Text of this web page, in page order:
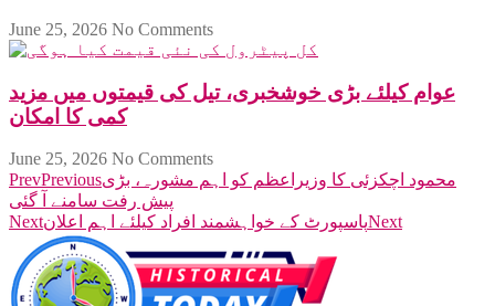
June 25, 2026 No Comments
عوام کیلئے بڑی خوشخبری، تیل کی قیمتوں میں مزید
کمی کا امکان
June 25, 2026 No Comments
PrevPreviousمحمود اچکزئی کا وزیراعظم کو اہم مشورہ، بڑی
پیش رفت سامنے آ گئی
Nextپاسپورٹ کے خواہشمند افراد کیلئے اہم اعلانNext